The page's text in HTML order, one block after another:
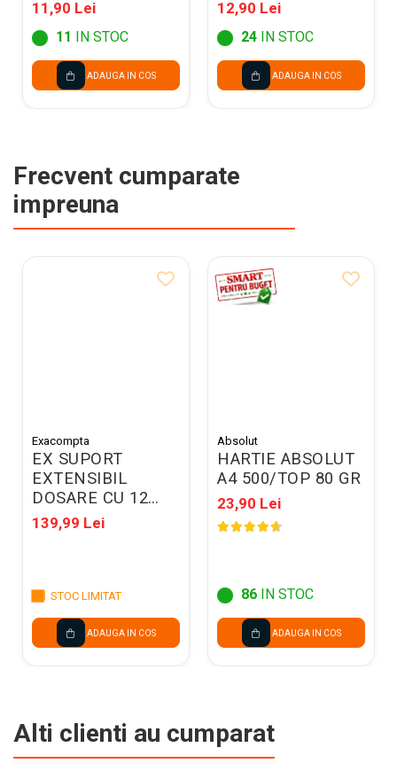
11,90 Lei
11 IN STOC
ADAUGA IN COS
12,90 Lei
24 IN STOC
ADAUGA IN COS
Frecvent cumparate
impreuna
Exacompta
EX SUPORT
EXTENSIBIL
DOSARE CU 12
COMPARTIMENTE
55598E
139,99 Lei
STOC LIMITAT
ADAUGA IN COS
Absolut
HARTIE ABSOLUT
A4 500/TOP 80 GR
23,90 Lei
86 IN STOC
ADAUGA IN COS
Alti clienti au cumparat